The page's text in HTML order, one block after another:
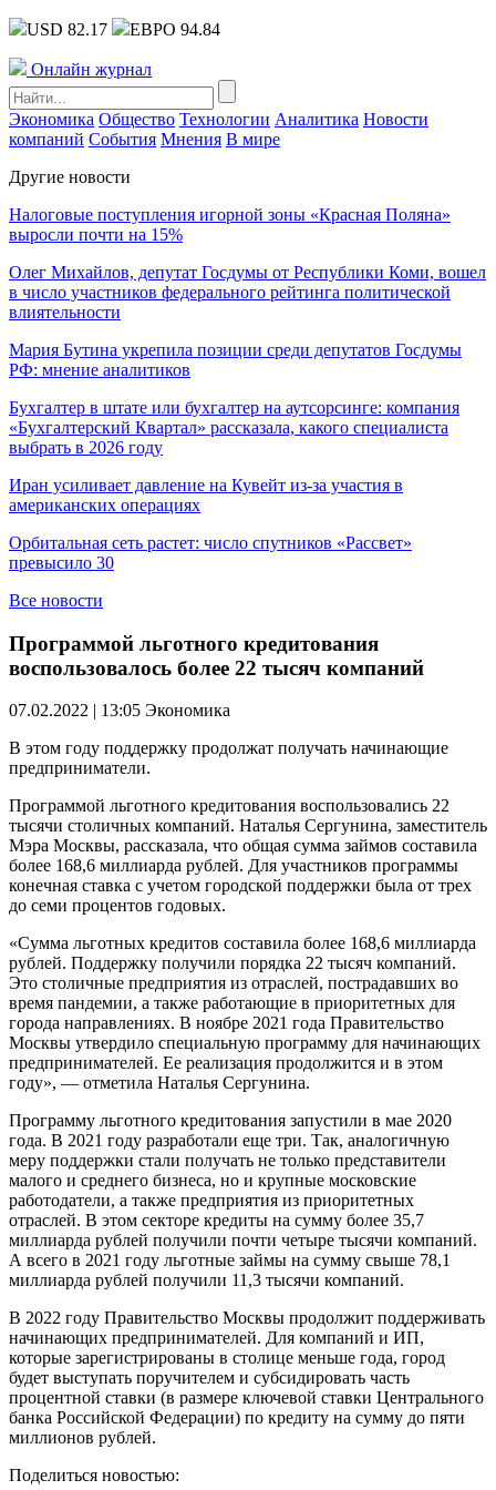
USD 82.17 ЕВРО 94.84
Онлайн журнал
Экономика Общество Технологии Аналитика Новости
компаний События Мнения В мире
Другие новости
Налоговые поступления игорной зоны «Красная Поляна»
выросли почти на 15%
Олег Михайлов, депутат Госдумы от Республики Коми, вошел
в число участников федерального рейтинга политической
влиятельности
Мария Бутина укрепила позиции среди депутатов Госдумы
РФ: мнение аналитиков
Бухгалтер в штате или бухгалтер на аутсорсинге: компания
«Бухгалтерский Квартал» рассказала, какого специалиста
выбрать в 2026 году
Иран усиливает давление на Кувейт из-за участия в
американских операциях
Орбитальная сеть растет: число спутников «Рассвет»
превысило 30
Все новости
Программой льготного кредитования
воспользовалось более 22 тысяч компаний
07.02.2022 | 13:05 Экономика
В этом году поддержку продолжат получать начинающие
предприниматели.
Программой льготного кредитования воспользовались 22
тысячи столичных компаний. Наталья Сергунина, заместитель
Мэра Москвы, рассказала, что общая сумма займов составила
более 168,6 миллиарда рублей. Для участников программы
конечная ставка с учетом городской поддержки была от трех
до семи процентов годовых.
«Сумма льготных кредитов составила более 168,6 миллиарда
рублей. Поддержку получили порядка 22 тысяч компаний.
Это столичные предприятия из отраслей, пострадавших во
время пандемии, а также работающие в приоритетных для
города направлениях. В ноябре 2021 года Правительство
Москвы утвердило специальную программу для начинающих
предпринимателей. Ее реализация продолжится и в этом
году», — отметила Наталья Сергунина.
Программу льготного кредитования запустили в мае 2020
года. В 2021 году разработали еще три. Так, аналогичную
меру поддержки стали получать не только представители
малого и среднего бизнеса, но и крупные московские
работодатели, а также предприятия из приоритетных
отраслей. В этом секторе кредиты на сумму более 35,7
миллиарда рублей получили почти четыре тысячи компаний.
А всего в 2021 году льготные займы на сумму свыше 78,1
миллиарда рублей получили 11,3 тысячи компаний.
В 2022 году Правительство Москвы продолжит поддерживать
начинающих предпринимателей. Для компаний и ИП,
которые зарегистрированы в столице меньше года, город
будет выступать поручителем и субсидировать часть
процентной ставки (в размере ключевой ставки Центрального
банка Российской Федерации) по кредиту на сумму до пяти
миллионов рублей.
Поделиться новостью: